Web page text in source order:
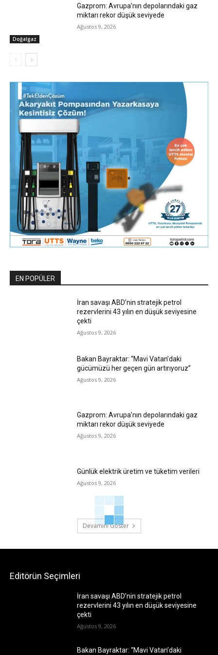
Doğalgaz
Gazprom: Avrupa’nın depolarındaki gaz
miktarı rekor düşük seviyede
Ağustos 9, 2026
EN POPÜLER
İran savaşı ABD’nin stratejik petrol
rezervlerini 43 yılın en düşük seviyesine
çekti
Ağustos 9, 2026
Bakan Bayraktar: “Mavi Vatan’daki
gücümüzü her geçen gün artırıyoruz”
Ağustos 9, 2026
Gazprom: Avrupa’nın depolarındaki gaz
miktarı rekor düşük seviyede
Ağustos 9, 2026
Günlük elektrik üretim ve tüketim verileri
Ağustos 9, 2026
Devamını Göster
Editörün Seçimleri
İran savaşı ABD’nin stratejik petrol
rezervlerini 43 yılın en düşük seviyesine
çekti
Ağustos 9, 2026
Bakan Bayraktar: “Mavi Vatan’daki